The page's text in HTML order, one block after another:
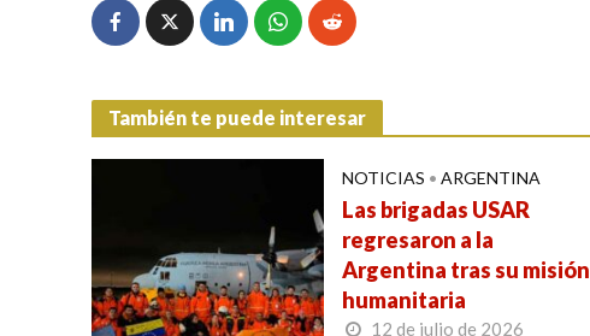
También te puede interesar
NOTICIAS • ARGENTINA
Las brigadas USAR
regresaron a la
Argentina tras su misión
humanitaria
12 de julio de 2026